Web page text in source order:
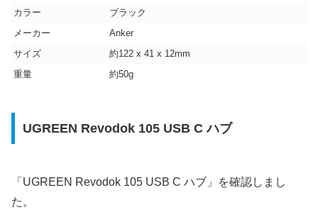
カラー
ブラック
メーカー
‎Anker
サイズ
‎約122 x 41 x 12mm
重量
‎‎約50g
UGREEN Revodok 105 USB C ハブ
「UGREEN Revodok 105 USB C ハブ」を確認しまし
た。